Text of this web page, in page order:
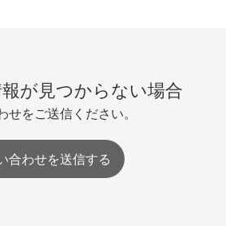
が見つからない場合
せをご送信ください。
合わせを送信する